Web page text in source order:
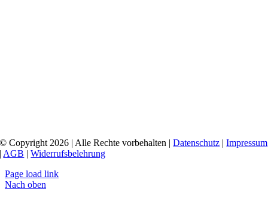
© Copyright 2026 | Alle Rechte vorbehalten |Datenschutz |Impressum
| AGB |Widerrufsbelehrung
Page load link
Nach oben